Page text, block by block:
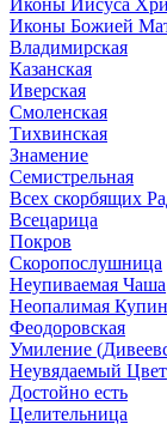
Иконы Иисуса
Иконы Божией
Владимирская
Казанская
Иверская
Смоленская
Тихвинская
Знамение
Семистрельная
Всех скорбящих
Всецарица
Покров
Скоропослушница
Неупиваемая Чаша
Неопалимая
Феодоровская
Умиление
Неувядаемый Цвет
Достойно есть
Целительница